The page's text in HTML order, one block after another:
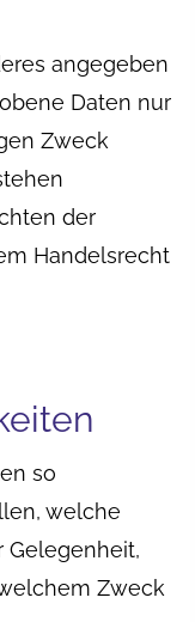
angegeben
Daten nur
Zweck
der
Handelsrecht
so
welche
Gelegenheit,
Zweck